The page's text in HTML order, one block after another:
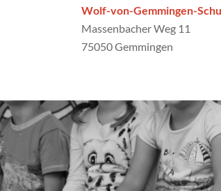
Wolf-von-Gemmingen-
Massenbacher Weg 11
75050 Gemmingen